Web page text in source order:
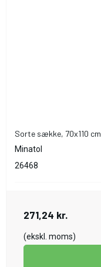
Sorte sække, 70x110
Minatol
26468
271,24 kr.
(ekskl. moms)